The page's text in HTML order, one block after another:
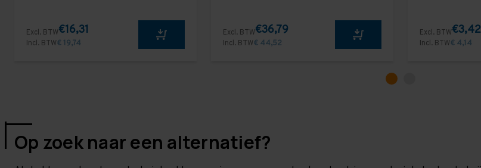
Excl. BTW€16,31
Incl. BTW€ 19,74
Excl. BTW€36,79
Incl. BTW€ 44,52
Excl. BTW€3,42
Incl. BTW€ 4,14
Op zoek naar een alternatief?